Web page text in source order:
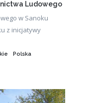
Ludowego
w Sanoku
z inicjatywy
Polska